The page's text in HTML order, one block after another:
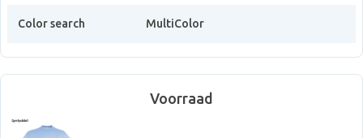
Color search MultiColor
Voorraad